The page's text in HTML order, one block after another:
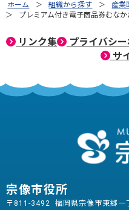
ホーム 組織から探す
産業
プレミアム付き電子商品券むな
リンク集 プライバシー
サ
宗像市役所
〒811-3492 福岡県宗像市東郷一